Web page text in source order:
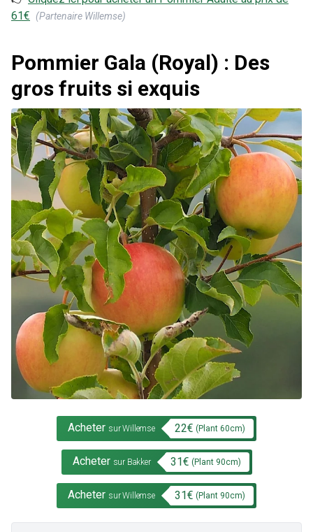
61€ (Partenaire Willemse)
Pommier Gala (Royal) : Des
gros fruits si exquis
Acheter sur Willemse 22€ (Plant 60cm)
Acheter sur Bakker 31€ (Plant 90cm)
Acheter sur Willemse 31€ (Plant 90cm)